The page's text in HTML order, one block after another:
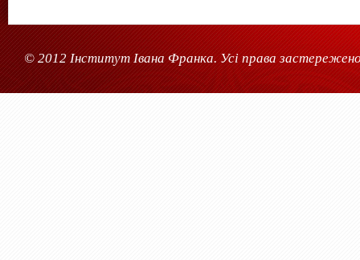
© 2012 Інститут Івана Франка. Усі права